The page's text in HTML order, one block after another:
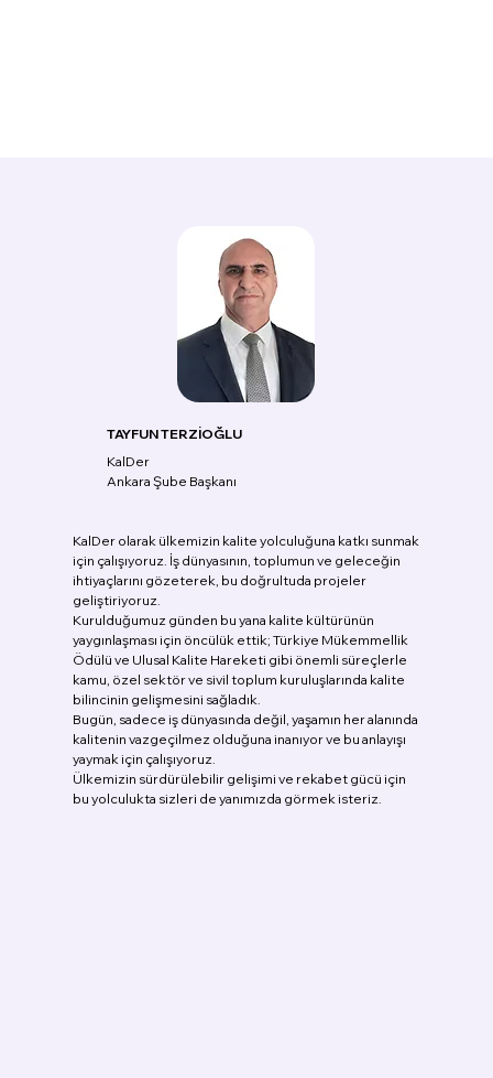
TAYFUN TERZİOĞLU
KalDer
Ankara Şube Başkanı
KalDer olarak ülkemizin kalite yolculuğuna katkı sunmak
için çalışıyoruz. İş dünyasının, toplumun ve geleceğin
ihtiyaçlarını gözeterek, bu doğrultuda projeler
geliştiriyoruz.
Kurulduğumuz günden bu yana kalite kültürünün
yaygınlaşması için öncülük ettik; Türkiye Mükemmellik
Ödülü ve Ulusal Kalite Hareketi gibi önemli süreçlerle
kamu, özel sektör ve sivil toplum kuruluşlarında kalite
bilincinin gelişmesini sağladık.
Bugün, sadece iş dünyasında değil, yaşamın her alanında
kalitenin vazgeçilmez olduğuna inanıyor ve bu anlayışı
yaymak için çalışıyoruz.
Ülkemizin sürdürülebilir gelişimi ve rekabet gücü için
bu yolculukta sizleri de yanımızda görmek isteriz.